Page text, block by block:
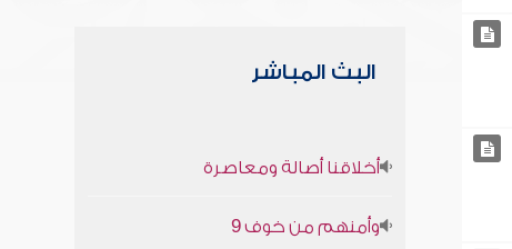
البث المباشر
أخلاقنا أصالة ومعاصرة
وأمنهم من خوف 9